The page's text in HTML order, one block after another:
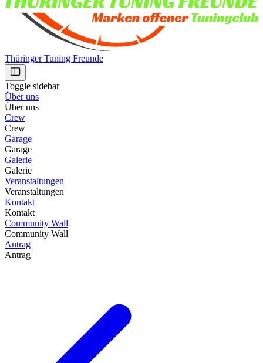
Thüringer Tuning Freunde
Toggle sidebar
Über uns
Über uns
Crew
Crew
Garage
Garage
Galerie
Galerie
Veranstaltungen
Veranstaltungen
Kontakt
Kontakt
Community Wall
Community Wall
Antrag
Antrag